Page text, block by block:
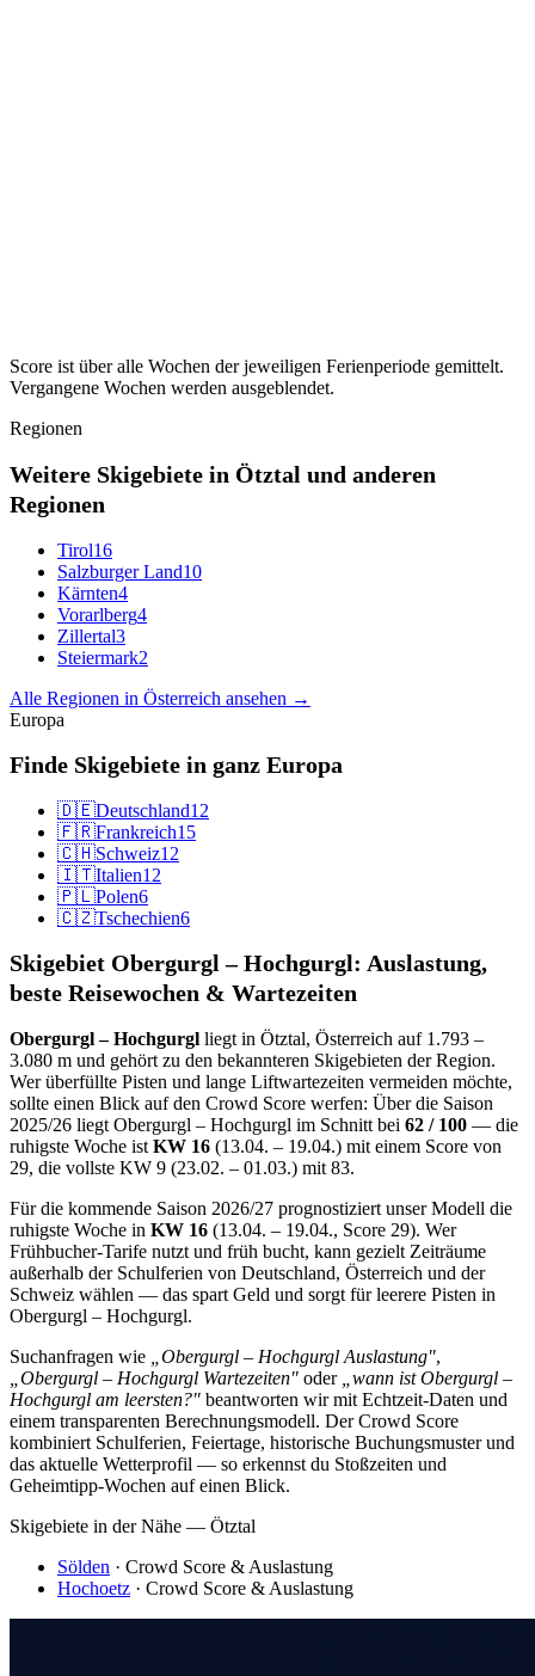
Score ist über alle Wochen der jeweiligen Ferienperiode gemittelt.
Vergangene Wochen werden ausgeblendet.
Regionen
Weitere Skigebiete in Ötztal und anderen
Regionen
Tirol16
Salzburger Land10
Kärnten4
Vorarlberg4
Zillertal3
Steiermark2
Alle Regionen in Österreich ansehen →
Europa
Finde Skigebiete in ganz Europa
🇩🇪Deutschland12
🇫🇷Frankreich15
🇨🇭Schweiz12
🇮🇹Italien12
🇵🇱Polen6
🇨🇿Tschechien6
Skigebiet Obergurgl – Hochgurgl: Auslastung,
beste Reisewochen & Wartezeiten
Obergurgl – Hochgurgl liegt in Ötztal, Österreich auf 1.793 –
3.080 m und gehört zu den bekannteren Skigebieten der Region.
Wer überfüllte Pisten und lange Liftwartezeiten vermeiden möchte,
sollte einen Blick auf den Crowd Score werfen: Über die Saison
2025/26 liegt Obergurgl – Hochgurgl im Schnitt bei 62 / 100 — die
ruhigste Woche ist KW 16 (13.04. – 19.04.) mit einem Score von
29, die vollste KW 9 (23.02. – 01.03.) mit 83.
Für die kommende Saison 2026/27 prognostiziert unser Modell die
ruhigste Woche in KW 16 (13.04. – 19.04., Score 29). Wer
Frühbucher-Tarife nutzt und früh bucht, kann gezielt Zeiträume
außerhalb der Schulferien von Deutschland, Österreich und der
Schweiz wählen — das spart Geld und sorgt für leerere Pisten in
Obergurgl – Hochgurgl.
Suchanfragen wie
„Obergurgl – Hochgurgl Auslastung",
„Obergurgl – Hochgurgl Wartezeiten" oder
„wann ist Obergurgl –
Hochgurgl am leersten?" beantworten wir mit Echtzeit-Daten und
einem transparenten Berechnungsmodell. Der Crowd Score
kombiniert Schulferien, Feiertage, historische Buchungsmuster und
das aktuelle Wetterprofil — so erkennst du Stoßzeiten und
Geheimtipp-Wochen auf einen Blick.
Skigebiete in der Nähe — Ötztal
Sölden · Crowd Score & Auslastung
Hochoetz · Crowd Score & Auslastung